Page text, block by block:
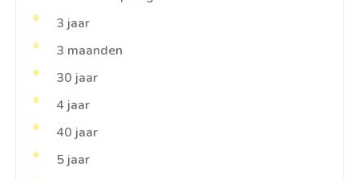
3 jaar
3 maanden
30 jaar
4 jaar
40 jaar
5 jaar